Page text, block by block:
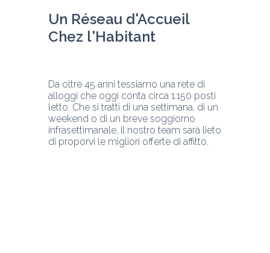
Un Réseau d'Accueil
Chez l'Habitant
Da oltre 45 anni tessiamo una rete di
alloggi che oggi conta circa 1.150 posti
letto. Che si tratti di una settimana, di un
weekend o di un breve soggiorno
infrasettimanale, il nostro team sarà lieto
di proporvi le migliori offerte di affitto.